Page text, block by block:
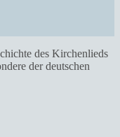
des Kirchenlieds
der deutschen